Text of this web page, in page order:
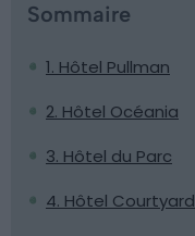
Sommaire
1. Hôtel Pullman
2. Hôtel Océania
3. Hôtel du Parc
4. Hôtel Courtyard